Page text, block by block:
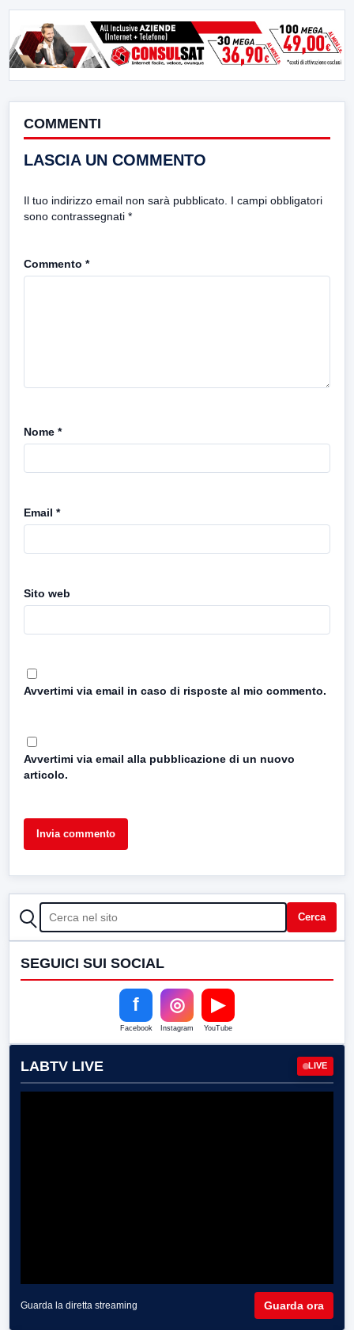
COMMENTI
LASCIA UN COMMENTO
Il tuo indirizzo email non sarà pubblicato. I campi obbligatori
sono contrassegnati *
Commento *
Nome *
Email *
Sito web
Avvertimi via email in caso di risposte al mio commento.
Avvertimi via email alla pubblicazione di un nuovo
articolo.
CERCA Cerca
SEGUICI SUI SOCIAL
f
Facebook
◎
Instagram
▶
YouTube
LABTV LIVE LIVE
Guarda la diretta streaming Guarda ora